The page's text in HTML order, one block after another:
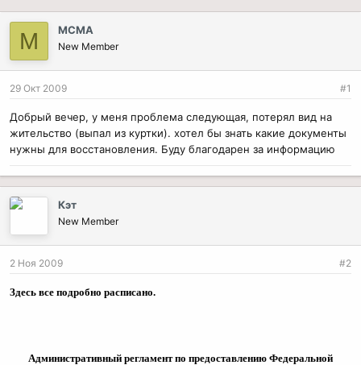
М МСМА
New Member
29 Окт 2009 #1
Добрый вечер, у меня проблема следующая, потерял вид на
жительство (выпал из куртки). хотел бы знать какие документы
нужны для восстановления. Буду благодарен за информацию
Кэт
New Member
2 Ноя 2009 #2
Здесь все подробно расписано.
Административный регламент по предоставлению Федеральной